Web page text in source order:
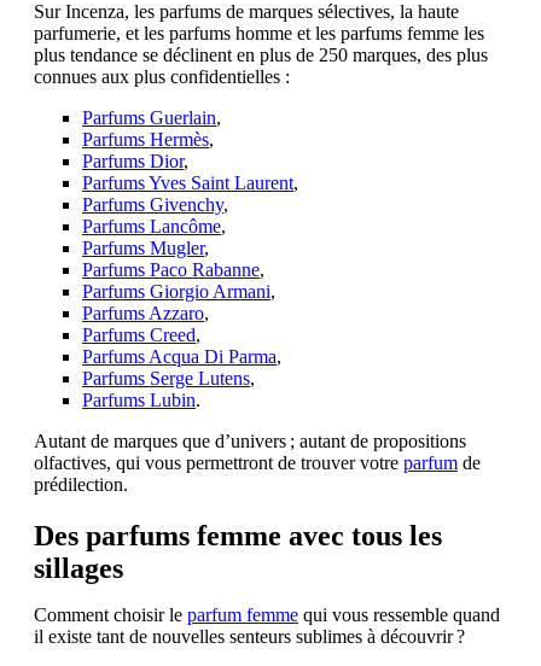
Sur Incenza, les parfums de marques sélectives, la haute
parfumerie, et les parfums homme et les parfums femme les
plus tendance se déclinent en plus de 250 marques, des plus
connues aux plus confidentielles :
Parfums Guerlain,
Parfums Hermès,
Parfums Dior,
Parfums Yves Saint Laurent,
Parfums Givenchy,
Parfums Lancôme,
Parfums Mugler,
Parfums Paco Rabanne,
Parfums Giorgio Armani,
Parfums Azzaro,
Parfums Creed,
Parfums Acqua Di Parma,
Parfums Serge Lutens,
Parfums Lubin.
Autant de marques que d’univers ; autant de propositions
olfactives, qui vous permettront de trouver votre parfum de
prédilection.
Des parfums femme avec tous les
sillages
Comment choisir le parfum femme qui vous ressemble quand
il existe tant de nouvelles senteurs sublimes à découvrir ?